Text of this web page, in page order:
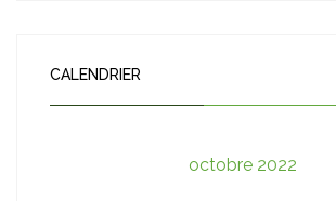
CALENDRIER
octobre 2022